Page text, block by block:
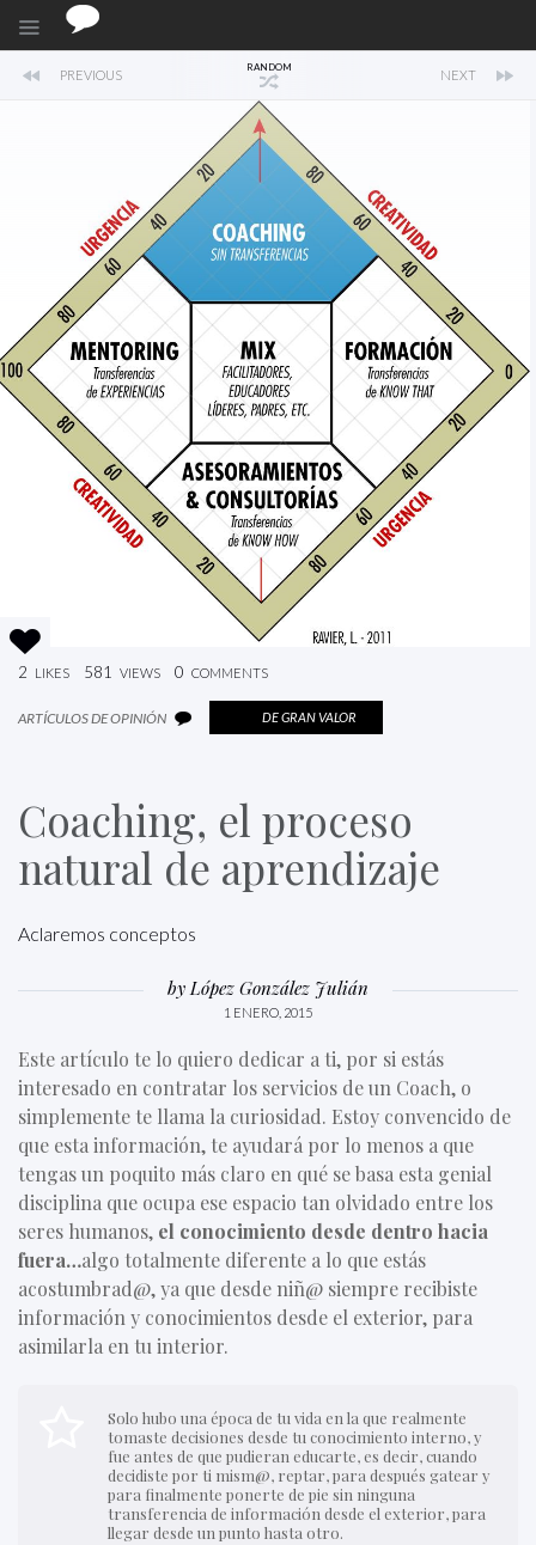
PREVIOUS RANDOM NEXT
2 LIKES 581 VIEWS 0 COMMENTS
ARTÍCULOS DE OPINIÓN DE GRAN VALOR
Coaching, el proceso
natural de aprendizaje
Aclaremos conceptos
byLópez González Julián
1 ENERO, 2015
Este artículo te lo quiero dedicar a ti, por si estás
interesado en contratar los servicios de un Coach, o
simplemente te llama la curiosidad. Estoy convencido de
que esta información, te ayudará por lo menos a que
tengas un poquito más claro en qué se basa esta genial
disciplina que ocupa ese espacio tan olvidado entre los
seres humanos, el conocimiento desde dentro hacia
fuera…algo totalmente diferente a lo que estás
acostumbrad@, ya que desde niñ@ siempre recibiste
información y conocimientos desde el exterior, para
asimilarla en tu interior.
Solo hubo una época de tu vida en la que realmente
tomaste decisiones desde tu conocimiento interno, y
fue antes de que pudieran educarte, es decir, cuando
decidiste por ti mism@, reptar, para después gatear y
para finalmente ponerte de pie sin ninguna
transferencia de información desde el exterior, para
llegar desde un punto hasta otro.